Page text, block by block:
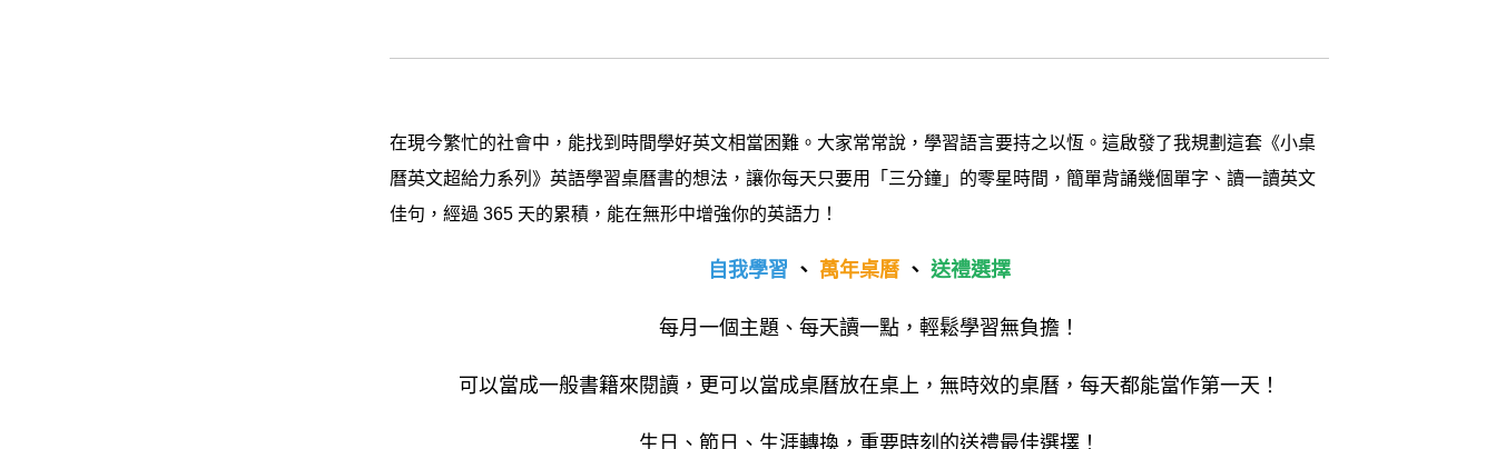
在現今繁忙的社會中，能找到時間學好英文相當困難。大家常常說，學習語言要持之以恆。這啟發了我規劃這套《小桌
曆英文超給力系列》英語學習桌曆書的想法，讓你每天只要用「三分鐘」的零星時間，簡單背誦幾個單字、讀一讀英文
佳句，經過 365 天的累積，能在無形中增強你的英語力！
自我學習 、 萬年桌曆、 送禮選擇
每月一個主題、每天讀一點，輕鬆學習無負擔！
可以當成一般書籍來閱讀，更可以當成桌曆放在桌上，無時效的桌曆，每天都能當作第一天！
生日、節日、生涯轉換，重要時刻的送禮最佳選擇！